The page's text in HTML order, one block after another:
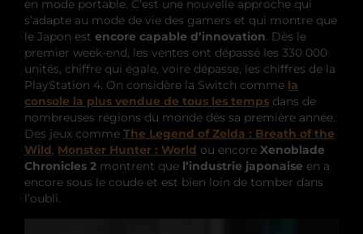
en mode portable. C’est une nouvelle approche qui
s’adapte au mode de vie des gamers et qui montre que
le Japon est encore capable d’innovation. Dès le
premier week-end, les ventes ont dépassé les 330 000
unités, chiffre qui égale, voire dépasse, les chiffres de la
PlayStation 4. On considère la Switch comme la
console la plus vendue de tous les temps dans de
nombreuses régions du monde dès sa première année.
Des jeux comme The Legend of Zelda : Breath of the
Wild, Monster Hunter : World ou encore Xenoblade
Chronicles 2 montrent que l’industrie japonaise en a
encore sous le coude et est bien loin de tomber dans
l’oubli.